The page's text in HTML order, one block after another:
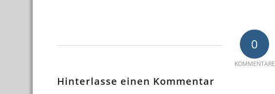
0
KOMMENTARE
Hinterlasse einen Kommentar